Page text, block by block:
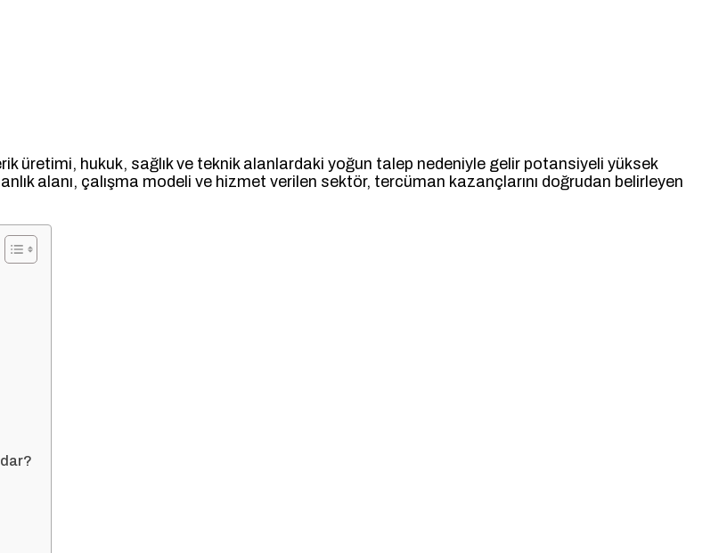
üretimi, hukuk, sağlık ve teknik alanlardaki yoğun talep nedeniyle gelir potansiyeli yüksek
alanı, çalışma modeli ve hizmet verilen sektör, tercüman kazançlarını doğrudan belirleyen